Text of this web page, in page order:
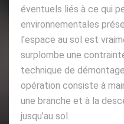
éventuels liés à ce qui
environnementales
l'espace au sol est
surplombe une
technique de
opération consiste à
une branche et à la
jusqu’au sol.